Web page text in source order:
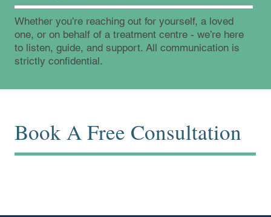
Whether you’re reaching out for yourself, a loved
one, or on behalf of a treatment centre - we’re here
to listen, guide, and support. All communication is
strictly confidential.
Book A Free Consultation